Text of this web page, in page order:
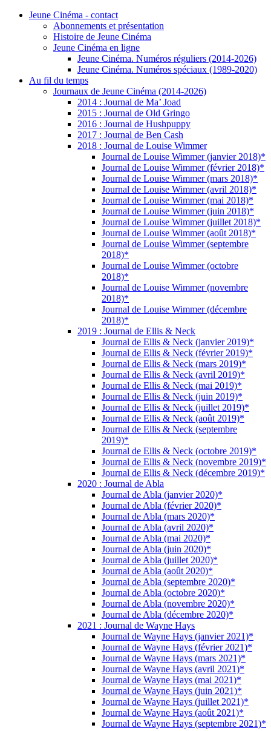
Jeune Cinéma - contact
Abonnements et présentation
Histoire de Jeune Cinéma
Jeune Cinéma en ligne
Jeune Cinéma. Numéros réguliers (2014-2026)
Jeune Cinéma. Numéros spéciaux (1989-2020)
Au fil du temps
Journaux de Jeune Cinéma (2014-2026)
2014 : Journal de Ma’ Joad
2015 : Journal de Old Gringo
2016 : Journal de Hushpuppy
2017 : Journal de Ben Cash
2018 : Journal de Louise Wimmer
Journal de Louise Wimmer (janvier 2018)*
Journal de Louise Wimmer (février 2018)*
Journal de Louise Wimmer (mars 2018)*
Journal de Louise Wimmer (avril 2018)*
Journal de Louise Wimmer (mai 2018)*
Journal de Louise Wimmer (juin 2018)*
Journal de Louise Wimmer (juillet 2018)*
Journal de Louise Wimmer (août 2018)*
Journal de Louise Wimmer (septembre
2018)*
Journal de Louise Wimmer (octobre
2018)*
Journal de Louise Wimmer (novembre
2018)*
Journal de Louise Wimmer (décembre
2018)*
2019 : Journal de Ellis & Neck
Journal de Ellis & Neck (janvier 2019)*
Journal de Ellis & Neck (février 2019)*
Journal de Ellis & Neck (mars 2019)*
Journal de Ellis & Neck (avril 2019)*
Journal de Ellis & Neck (mai 2019)*
Journal de Ellis & Neck (juin 2019)*
Journal de Ellis & Neck (juillet 2019)*
Journal de Ellis & Neck (août 2019)*
Journal de Ellis & Neck (septembre
2019)*
Journal de Ellis & Neck (octobre 2019)*
Journal de Ellis & Neck (novembre 2019)*
Journal de Ellis & Neck (décembre 2019)*
2020 : Journal de Abla
Journal de Abla (janvier 2020)*
Journal de Abla (février 2020)*
Journal de Abla (mars 2020)*
Journal de Abla (avril 2020)*
Journal de Abla (mai 2020)*
Journal de Abla (juin 2020)*
Journal de Abla (juillet 2020)*
Journal de Abla (août 2020)*
Journal de Abla (septembre 2020)*
Journal de Abla (octobre 2020)*
Journal de Abla (novembre 2020)*
Journal de Abla (décembre 2020)*
2021 : Journal de Wayne Hays
Journal de Wayne Hays (janvier 2021)*
Journal de Wayne Hays (février 2021)*
Journal de Wayne Hays (mars 2021)*
Journal de Wayne Hays (avril 2021)*
Journal de Wayne Hays (mai 2021)*
Journal de Wayne Hays (juin 2021)*
Journal de Wayne Hays (juillet 2021)*
Journal de Wayne Hays (août 2021)*
Journal de Wayne Hays (septembre 2021)*